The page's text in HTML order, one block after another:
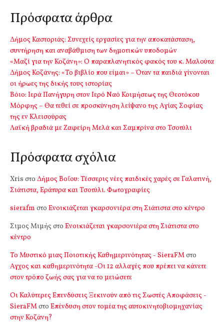
Πρόσφατα άρθρα
Δήμος Καστοριάς: Συνεχείς εργασίες για την αποκατάσταση,
συντήρηση και αναβάθμιση των δημοτικών υποδομών
«Μαζί για την Κοζάνη»: Ο παραπλανητικός φακός του κ. Μαλούτα
Δήμος Κοζάνης: «Το βιβλίο που είμαι» – Όταν τα παιδιά γίνονται
οι ήρωες της δικής τους ιστορίας
Βόιο: Ιερά Πανήγυρη στον Ιερό Ναό Κοιμήσεως της Θεοτόκου
Μόρφης – Θα τεθεί σε προσκύνηση λείψανο της Αγίας Σοφίας
της εν Κλεισούρας
Λαϊκή βραδιά με Ζαφείρη Μελά και Σαμπρίνα στο Τσοτύλι
Πρόσφατα σχόλια
Xris στο Δήμος Βοΐου: Τέσσερις νέες παιδικές χαρές σε Γαλατινή,
Σιάτιστα, Εράτυρα και Τσοτύλι. Φωτογραφίες
sierafm στο Ενοικιάζεται γκαρσονιέρα στη Σιάτιστα στο κέντρο
Σιμος Μιμής στο Ενοικιάζεται γκαρσονιέρα στη Σιάτιστα στο
κέντρο
Το Μυστικό μιας Ποιοτικής Καθημερινότητας - SieraFMστο
Αγχος και καθημερινότητα -Οι 12 αλλαγές που πρέπει να κάνετε
στον τρόπο ζωής σας για να το μειώσετε
Οι Καλύτερες Επενδύσεις Ξεκινούν από τις Σωστές Αποφάσεις -
SieraFMστο Επένδυση στον τομέα της αυτοκινητοβιομηχανίας
στην Κοζάνη?